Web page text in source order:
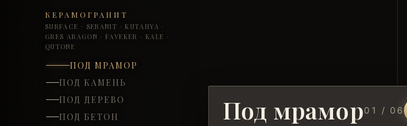
Под мрамор01 / 06
КЕРАМОГРАНИТ
SURFACE · SERANIT ·KUTAHYA ·
GRES ARAGON ·FAVEKER · KALE ·
QUTONE
ПОД МРАМОР
ПОД КАМЕНЬ
ПОД ДЕРЕВО
ПОД БЕТОН